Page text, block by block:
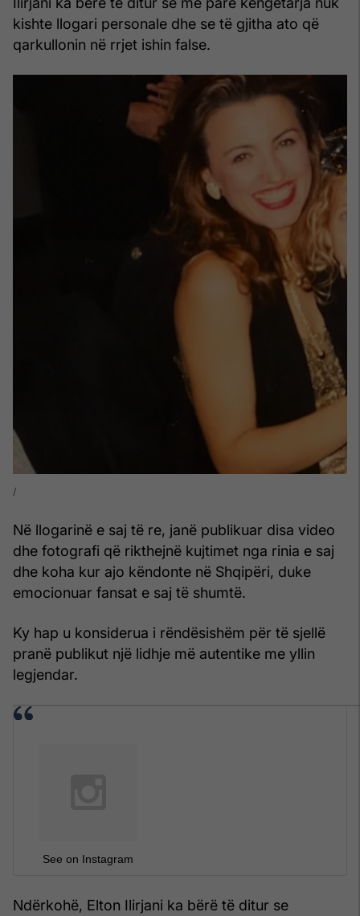
kishte llogari personale dhe se të gjitha ato që
qarkullonin në rrjet ishin false.
Në llogarinë e saj të re, janë publikuar disa video
dhe fotografi që rikthejnë kujtimet nga rinia e saj
dhe koha kur ajo këndonte në Shqipëri, duke
emocionuar fansat e saj të shumtë.
Ky hap u konsiderua i rëndësishëm për të sjellë
pranë publikut një lidhje më autentike me yllin
legjendar.
See on Instagram
Ndërkohë, Elton Ilirjani ka bërë të ditur se